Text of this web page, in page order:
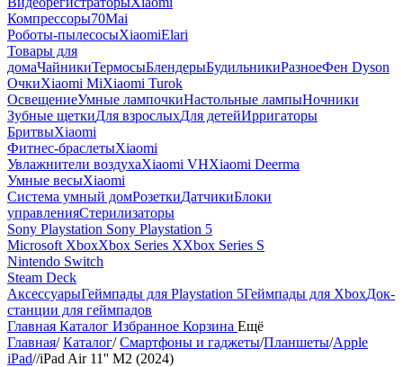
Компрессоры70Mai
Роботы-пылесосыXiaomiElari
Товары для
домаЧайникиТермосыБлендерыБудильникиРазноеФен Dyson
ОчкиXiaomi MiXiaomi Turok
ОсвещениеУмные лампочкиНастольные лампыНочники
Зубные щеткиДля взрослыхДля детейИрригаторы
БритвыXiaomi
Фитнес-браслетыXiaomi
Увлажнители воздухаXiaomi VHXiaomi Deerma
Умные весыXiaomi
Система умный домРозеткиДатчикиБлоки
управленияСтерилизаторы
Sony Playstation Sony Playstation 5
Microsoft XboxXbox Series XXbox Series S
Nintendo Switch
Steam Deck
АксессуарыГеймпады для Playstation 5Геймпады для XboxДок-
станции для геймпадов
Главная Каталог Избранное Корзина Ещё
Главная/ Каталог/ Смартфоны и гаджеты/Планшеты/Apple
iPad//iPad Air 11'' M2 (2024)